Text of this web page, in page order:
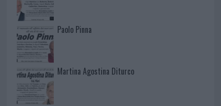
Paolo Pinna
Martina Agostina Diturco